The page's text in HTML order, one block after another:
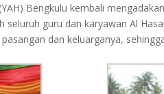
Bengkulu kembali
seluruh guru dan karyawan Al
dan keluarganya,